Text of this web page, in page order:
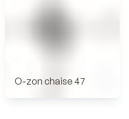
O-zon chaise 47